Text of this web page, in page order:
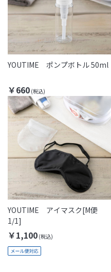
YOUTIME ポンプボトル 50ml
￥660
YOUTIME アイマスク[M便
1/1]
￥1,100